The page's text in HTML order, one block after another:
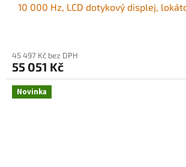
10 000 Hz, LCD dotykový displej,
poslechovými tyčemi, sluchátky a
45 497 Kč bez DPH
55 051 Kč
Novinka